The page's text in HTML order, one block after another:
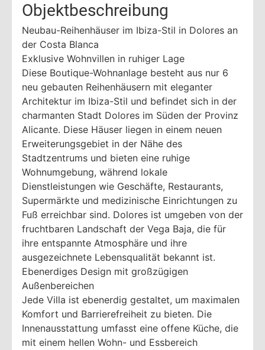
Objektbeschreibung
Neubau-Reihenhäuser im Ibiza-Stil in Dolores an
der Costa Blanca
Exklusive Wohnvillen in ruhiger Lage
Diese Boutique-Wohnanlage besteht aus nur 6
neu gebauten Reihenhäusern mit eleganter
Architektur im Ibiza-Stil und befindet sich in der
charmanten Stadt Dolores im Süden der Provinz
Alicante. Diese Häuser liegen in einem neuen
Erweiterungsgebiet in der Nähe des
Stadtzentrums und bieten eine ruhige
Wohnumgebung, während lokale
Dienstleistungen wie Geschäfte, Restaurants,
Supermärkte und medizinische Einrichtungen zu
Fuß erreichbar sind. Dolores ist umgeben von der
fruchtbaren Landschaft der Vega Baja, die für
ihre entspannte Atmosphäre und ihre
ausgezeichnete Lebensqualität bekannt ist.
Ebenerdiges Design mit großzügigen
Außenbereichen
Jede Villa ist ebenerdig gestaltet, um maximalen
Komfort und Barrierefreiheit zu bieten. Die
Innenausstattung umfasst eine offene Küche, die
mit einem hellen Wohn- und Essbereich